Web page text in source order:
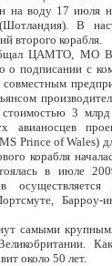
на воду 17 июля
В
второго корабля.
ЦАМТО, МО
о подписании с
3
авианосцев
Prince of Wales)
корабля
в июле
Барроу-
самыми
около 50 лет.